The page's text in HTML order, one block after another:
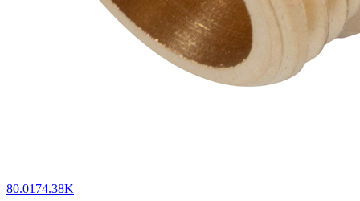
80.0174.38K